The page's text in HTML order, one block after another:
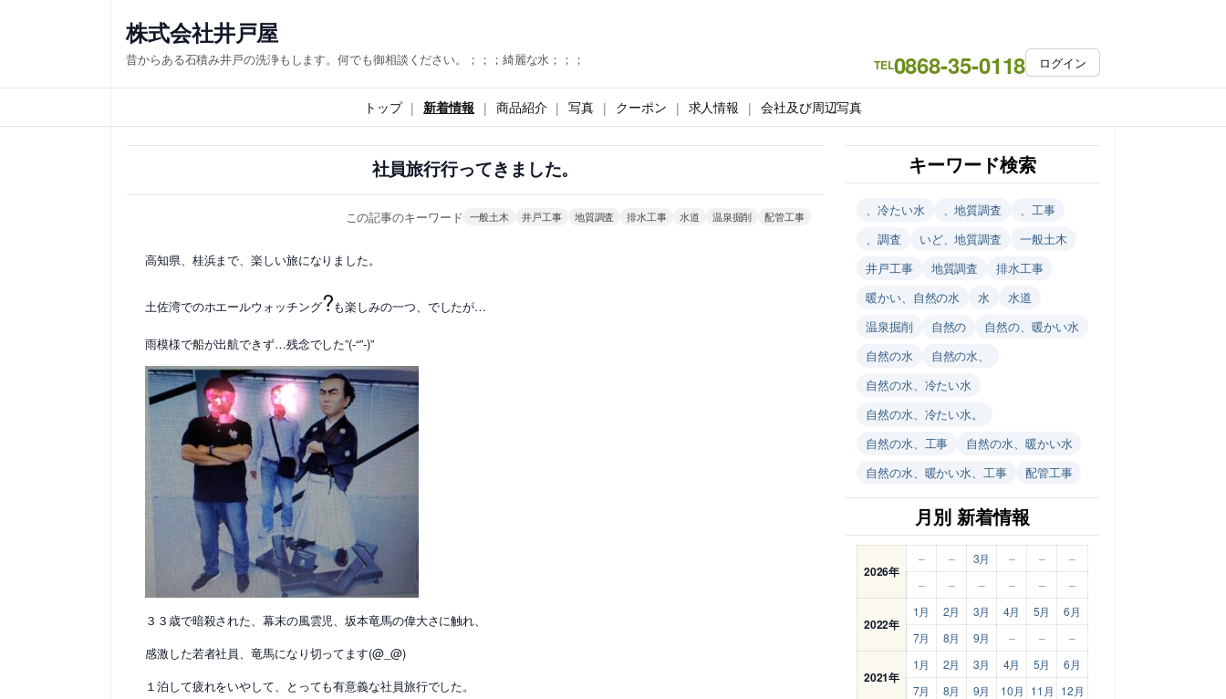
ス
キ
株式会社井戸屋
昔からある石積み井戸の洗浄もします。何でも御相談ください。；；；綺麗な水；；； TEL0868-35-0118 ログイン
トップ 新着情報 商品紹介 写真 クーポン 求人情報 会社及び周辺写真
社員旅行行ってきました。
この記事のキーワード 一般土木 井戸工事 地質調査 排水工事 水道 温泉掘削 配管工事
高知県、桂浜まで、楽しい旅になりました。
土佐湾でのホエールウォッチング?も楽しみの一つ、でしたが…
雨模様で船が出航できず…残念でした”(-“”-)”
３３歳で暗殺された、幕末の風雲児、坂本竜馬の偉大さに触れ、
感激した若者社員、竜馬になり切ってます(@_@)
１泊して疲れをいやして、とっても有意義な社員旅行でした。
キーワード検索
、冷たい水 、地質調査
、工事
、調査
いど、地質調査
一般土木
井戸工事
地質調査
排水工事
暖かい、自然の水
水
水道
温泉掘削
自然の
自然の、暖かい水
自然の水
自然の水、
自然の水、冷たい水
自然の水、冷たい水。
自然の水、工事
自然の水、暖かい水
自然の水、暖かい水、工事
配管工事
月別 新着情報
2026年
– – 3月 – –
–
–
– – – – –
2022年
1月 2月 3月 4月 5月
6月
7月
8月 9月 – – –
2021年
1月 2月 3月 4月 5月
6月
7月
8月 9月 10月 11月 12月